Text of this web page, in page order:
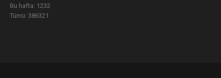
Bu hafta: 1232
Tümü: 386321